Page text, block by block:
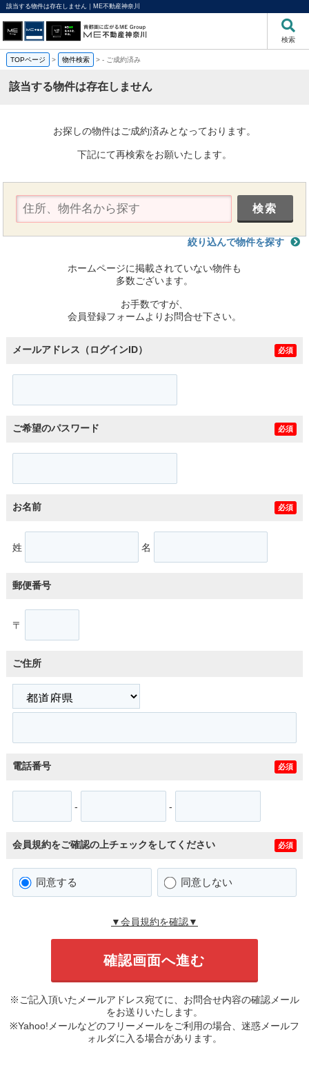
該当する物件は存在しません｜ME不動産神奈川
検索
TOPページ > 物件検索 >- ご成約済み
該当する物件は存在しません
お探しの物件はご成約済みとなっております。
下記にて再検索をお願いたします。
絞り込んで物件を探す
ホームページに掲載されていない物件も
多数ございます。
お手数ですが、
会員登録フォームよりお問合せ下さい。
メールアドレス（ログインID） 必須
ご希望のパスワード 必須
お名前 必須
姓 名
郵便番号
〒
ご住所
電話番号 必須
- -
会員規約をご確認の上チェックをしてください 必須
同意する 同意しない
▼会員規約を確認▼
※ご記入頂いたメールアドレス宛てに、お問合せ内容の確認メール
をお送りいたします。
※Yahoo!メールなどのフリーメールをご利用の場合、迷惑メールフ
ォルダに入る場合があります。